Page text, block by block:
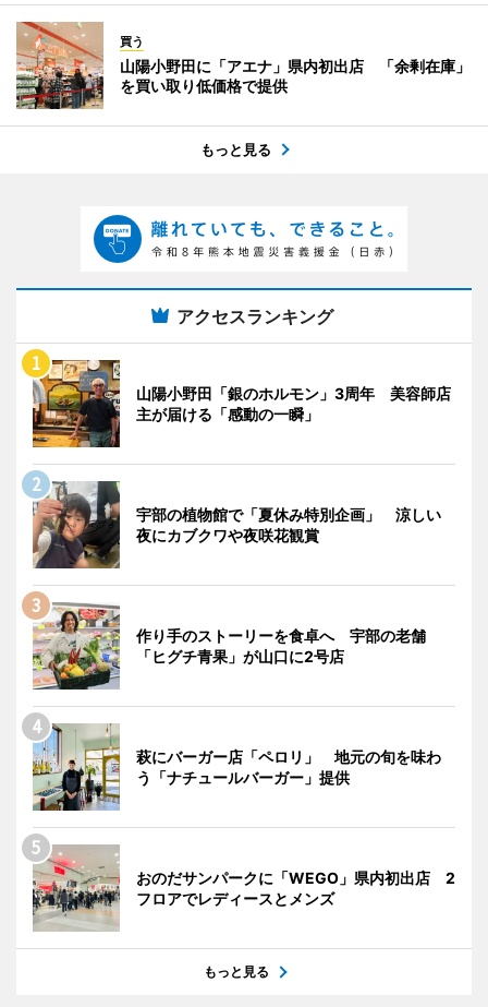
買う
山陽小野田に「アエナ」県内初出店 「余剰在庫」
を買い取り低価格で提供
もっと見る
アクセスランキング
山陽小野田「銀のホルモン」3周年 美容師店
主が届ける「感動の一瞬」
宇部の植物館で「夏休み特別企画」 涼しい
夜にカブクワや夜咲花観賞
作り手のストーリーを食卓へ 宇部の老舗
「ヒグチ青果」が山口に2号店
萩にバーガー店「ペロリ」 地元の旬を味わ
う「ナチュールバーガー」提供
おのだサンパークに「WEGO」県内初出店 2
フロアでレディースとメンズ
もっと見る